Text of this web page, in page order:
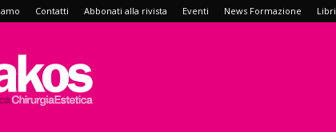
Contatti Abbonati alla rivista Eventi News Formazione Libri